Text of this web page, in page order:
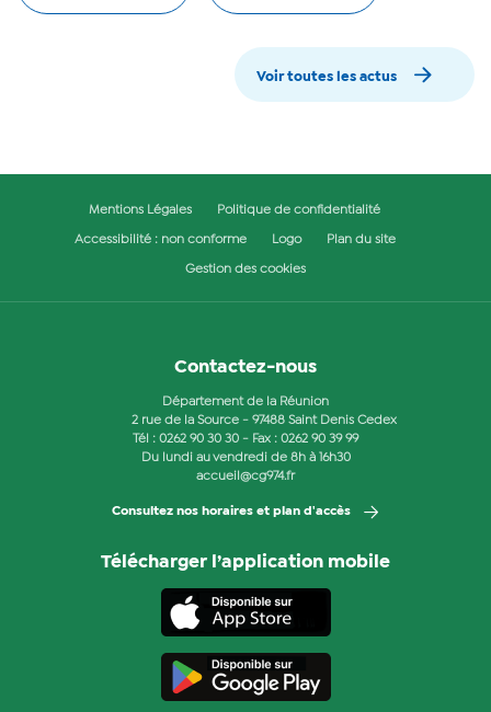
Voir toutes les actus
Mentions Légales Politique de confidentialité
Accessibilité : non conforme Logo Plan du site
Gestion des cookies
Contactez-nous
Département de la Réunion
2 rue de la Source - 97488 Saint Denis Cedex
Tél : 0262 90 30 30 - Fax : 0262 90 39 99
Du lundi au vendredi de 8h à 16h30
accueil@cg974.fr
Consultez nos horaires et plan d'accès
Télécharger l’application mobile